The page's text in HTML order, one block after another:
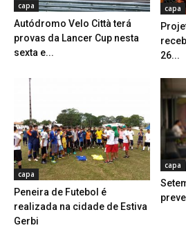
capa
Autódromo Velo Città terá
provas da Lancer Cup nesta
sexta e...
capa
26...
capa
Peneira de Futebol é
realizada na cidade de Estiva
Gerbi
capa